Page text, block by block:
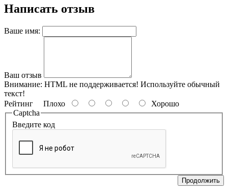
Написать отзыв
Ваше имя:
Ваш отзыв
Внимание: HTML не поддерживается! Используйте обычный
текст!
Рейтинг Плохо
Хорошо
Captcha
Введите код
Продолжить